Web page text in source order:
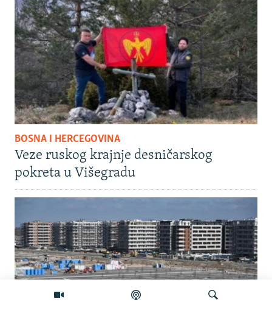
BOSNA I HERCEGOVINA
Veze ruskog krajnje desničarskog
pokreta u Višegradu